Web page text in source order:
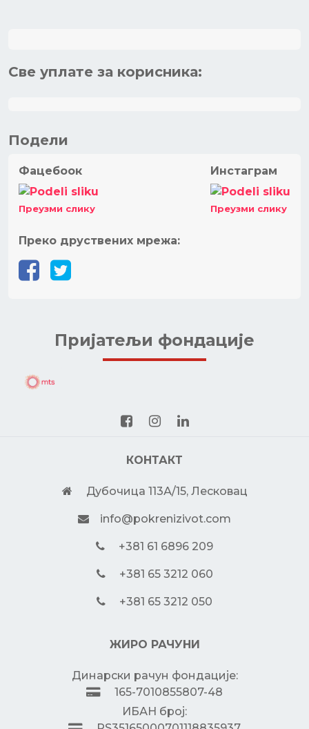
Све уплате за корисника:
Подели
Фацебоок
Преузми слику
Инстаграм
Преузми слику
Преко друствених мрежа:
Пријатељи фондације
КОНТАКТ
Дубочица 113А/15, Лесковац
info@pokrenizivot.com
+381 61 6896 209
+381 65 3212 060
+381 65 3212 050
ЖИРО РАЧУНИ
Динарски рачун фондације:
165-7010855807-48
ИБАН број: